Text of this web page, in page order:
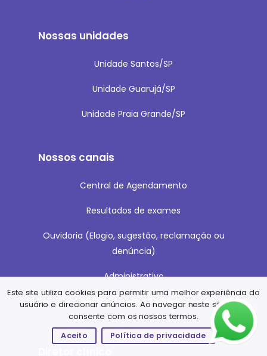
Nossas unidades
Unidade Santos/SP
Unidade Guarujá/SP
Unidade Praia Grande/SP
Nossos canais
Central de Agendamento
Resultados de exames
Ouvidoria (Elogio, sugestão, reclamação ou
denúncia)
Administrativo
Política de Privacidade
Este site utiliza cookies para permitir uma melhor experiência do
usuário e direcionar anúncios. Ao navegar neste site você
consente com os nossos termos.
Aceito Política de privacidade